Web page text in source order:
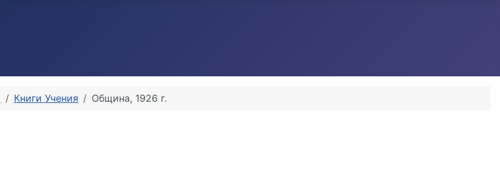
Книги Учения Община, 1926 г.